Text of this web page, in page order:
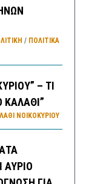
/ ΠΟΛΙΤΙΚΆ
– ΤΙ
ΚΑΛΑΘΙ”
ΝΟΙΚΟΚΥΡΙΟΥ
ΑΥΡΙΟ